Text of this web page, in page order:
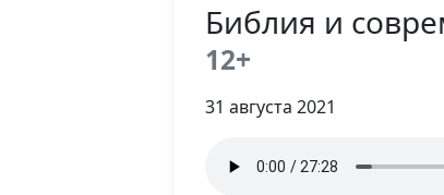
Библия и
12+
31 августа 2021